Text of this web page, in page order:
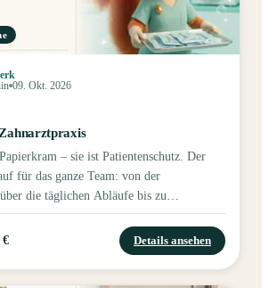
09. Okt. 2026
– sie ist Patientenschutz. Der
für das ganze Team: von der
die täglichen Abläufe bis zu
Nicht nur das Wie, sondern
Paragraphen dahinter.
€ Details ansehen